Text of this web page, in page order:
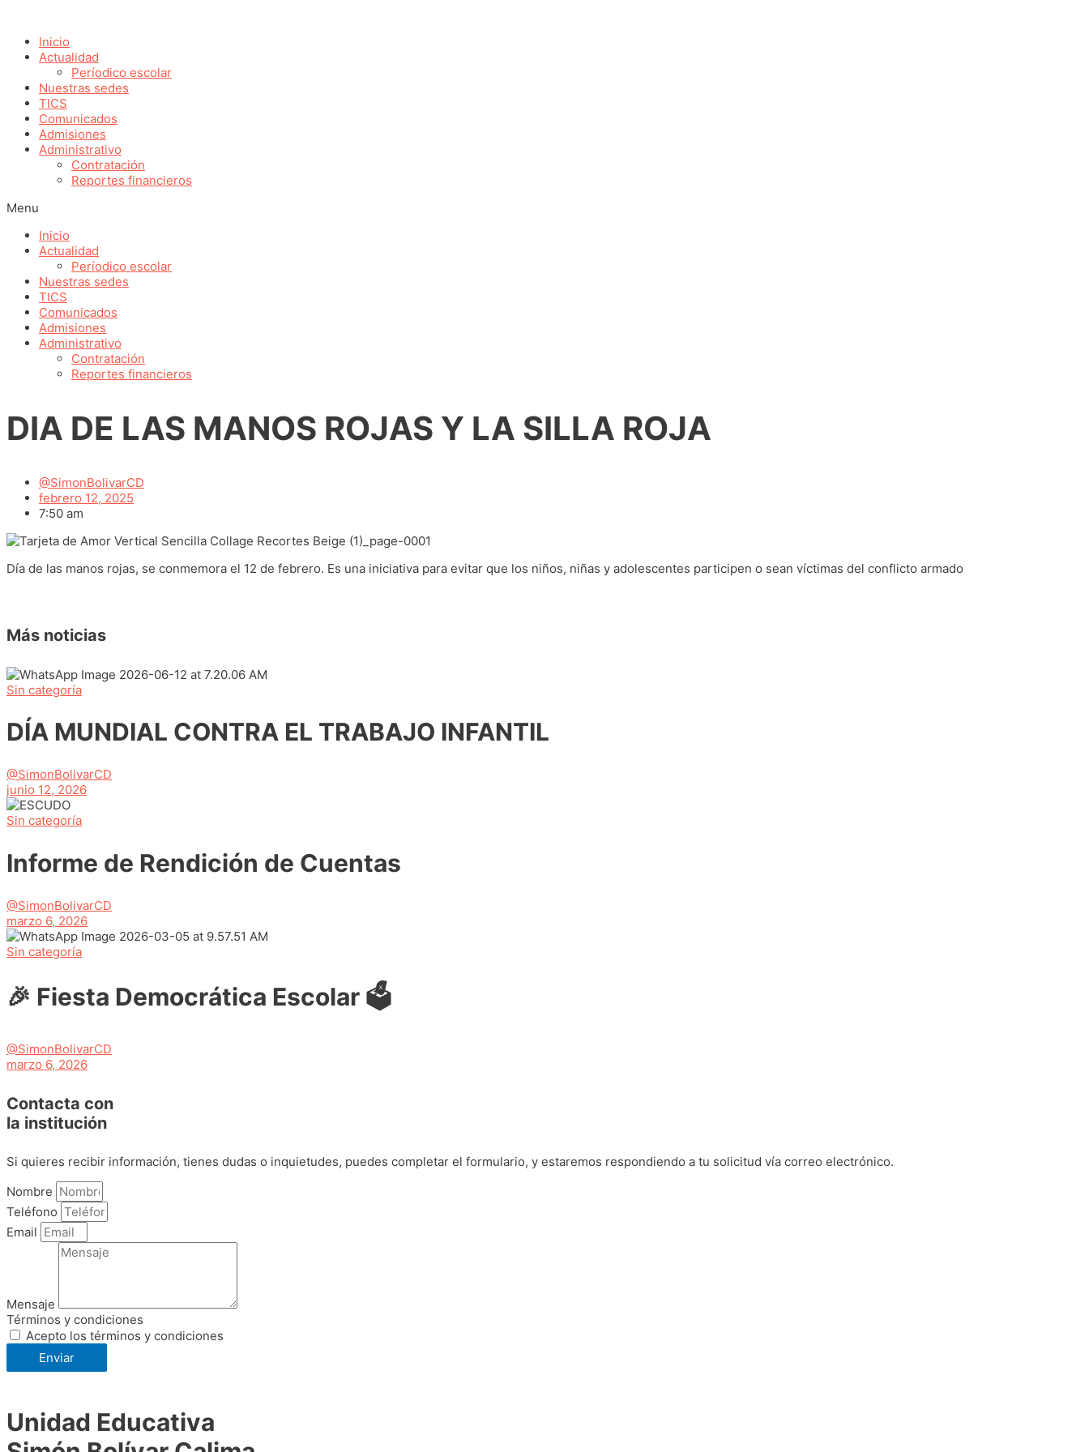
contenido
Inicio
Actualidad
Períodico escolar
Nuestras sedes
TICS
Comunicados
Admisiones
Administrativo
Contratación
Reportes financieros
Menu
Inicio
Actualidad
Períodico escolar
Nuestras sedes
TICS
Comunicados
Admisiones
Administrativo
Contratación
Reportes financieros
DIA DE LAS MANOS ROJAS Y LA SILLA ROJA
@SimonBolivarCD
febrero 12, 2025
7:50 am
Día de las manos rojas, se conmemora el 12 de febrero. Es una iniciativa para evitar que los niños, niñas y adolescentes participen o sean víctimas del conflicto armado
Más noticias
Sin categoría
DÍA MUNDIAL CONTRA EL TRABAJO INFANTIL
@SimonBolivarCD
junio 12, 2026
Sin categoría
Informe de Rendición de Cuentas
@SimonBolivarCD
marzo 6, 2026
Sin categoría
🎉 Fiesta Democrática Escolar 🗳️
@SimonBolivarCD
marzo 6, 2026
Contacta con
la institución
Si quieres recibir información, tienes dudas o inquietudes, puedes completar el formulario, y estaremos respondiendo a tu solicitud vía correo electrónico.
Nombre
Teléfono
Email
Mensaje
Términos y condiciones
Acepto los términos y condiciones
Enviar
Unidad Educativa